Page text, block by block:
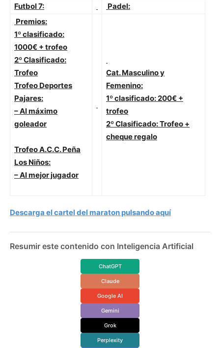
Futbol 7:
Padel:
Premios:
1º clasificado:
1000€ + trofeo
2º Clasificado:
Trofeo
Trofeo Deportes
Pajares:
– Al máximo
goleador
Trofeo A.C.C. Peña
Los Niños:
– Al mejor jugador
Cat. Masculino y
Femenino:
1º clasificado: 200€ +
trofeo
2º Clasificado: Trofeo +
cheque regalo
Descarga el cartel del maraton pulsando aquí
Resumir este contenido con Inteligencia Artificial
ChatGPT
Claude
Google AI
Gemini
Grok
Perplexity